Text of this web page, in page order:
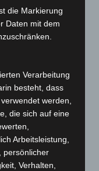
5.034
1.887
die Markierung
Daten mit dem
Verarbeitung
besteht, dass
werden,
die sich auf eine
Arbeitsleistung,
persönlicher
Verhalten,